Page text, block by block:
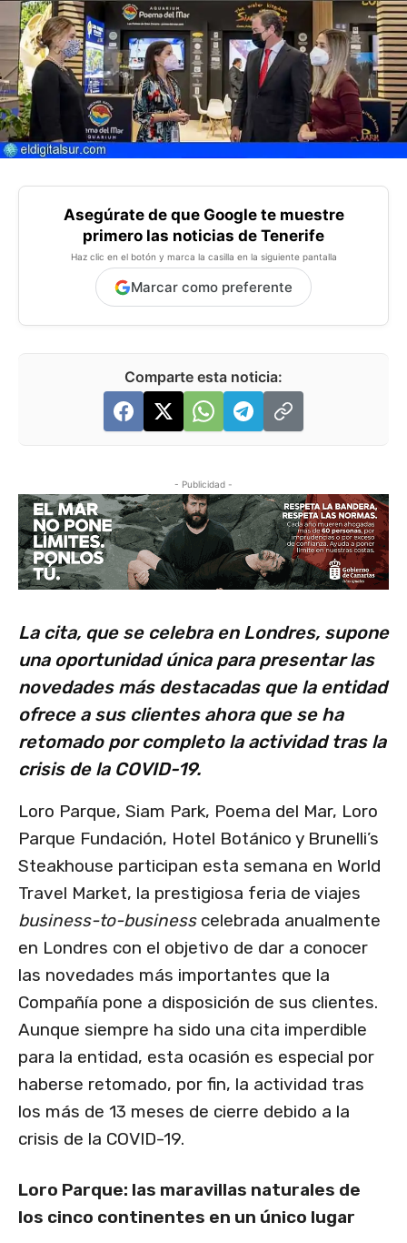
Asegúrate de que Google te muestre
primero las noticias de Tenerife
Haz clic en el botón y marca la casilla en la siguiente pantalla
Marcar como preferente
Comparte esta noticia:
- Publicidad -
La cita, que se celebra en Londres, supone
una oportunidad única para presentar las
novedades más destacadas que la entidad
ofrece a sus clientes ahora que se ha
retomado por completo la actividad tras la
crisis de la COVID-19.
Loro Parque, Siam Park, Poema del Mar, Loro
Parque Fundación, Hotel Botánico y Brunelli’s
Steakhouse participan esta semana en World
Travel Market, la prestigiosa feria de viajes
business-to-businesscelebrada anualmente
en Londres con el objetivo de dar a conocer
las novedades más importantes que la
Compañía pone a disposición de sus clientes.
Aunque siempre ha sido una cita imperdible
para la entidad, esta ocasión es especial por
haberse retomado, por fin, la actividad tras
los más de 13 meses de cierre debido a la
crisis de la COVID-19.
Loro Parque: las maravillas naturales de
los cinco continentes en un único lugar